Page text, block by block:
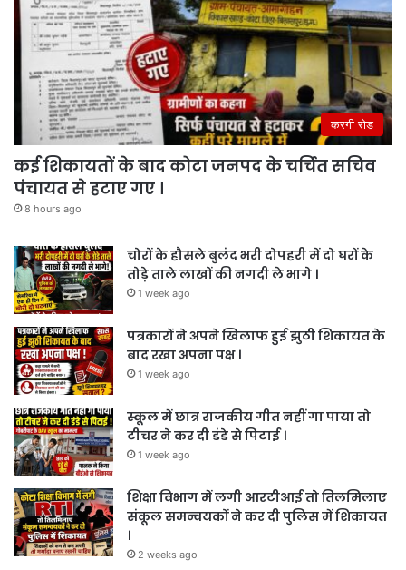
करगी रोड
कई शिकायतों के बाद कोटा जनपद के चर्चित सचिव
पंचायत से हटाए गए ।
8 hours ago
चोरों के हौसले बुलंद भरी दोपहरी में दो घरों के
तोड़े ताले लाखों की नगदी ले भागे ।
1 week ago
पत्रकारों ने अपने खिलाफ हुई झुठी शिकायत के
बाद रखा अपना पक्ष ।
1 week ago
स्कूल में छात्र राजकीय गीत नहीं गा पाया तो
टीचर ने कर दी डंडे से पिटाई ।
1 week ago
शिक्षा विभाग में लगी आरटीआई तो तिलमिलाए
संकूल समन्वयकों ने कर दी पुलिस में शिकायत
।
2 weeks ago